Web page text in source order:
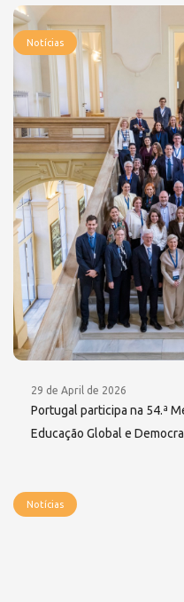
Notícias
29 de April de 2026
Portugal participa na 54.ª
Educação Global e
Notícias